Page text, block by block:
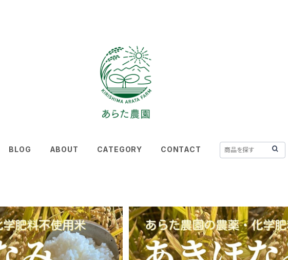
BLOG ABOUT CATEGORY CONTACT